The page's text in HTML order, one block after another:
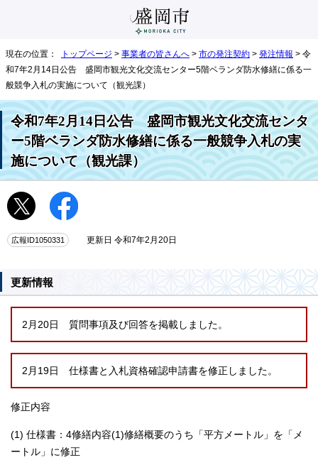
現在の位置： トップページ > 事業者の皆さんへ > 市の発注契約 > 発注情報 > 令
和7年2月14日公告 盛岡市観光文化交流センター5階ベランダ防水修繕に係る一
般競争入札の実施について（観光課）
令和7年2月14日公告 盛岡市観光文化交流センタ
ー5階ベランダ防水修繕に係る一般競争入札の実
施について（観光課）
広報ID1050331 更新日 令和7年2月20日
更新情報
2月20日 質問事項及び回答を掲載しました。
2月19日 仕様書と入札資格確認申請書を修正しました。
修正内容
(1) 仕様書：4修繕内容(1)修繕概要のうち「平方メートル」を「メ
ートル」に修正